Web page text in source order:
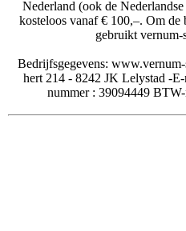
Nederland (ook de
kosteloos vanaf € 100,–. Om de
gebruikt vernum-
Bedrijfsgegevens:
hert 214 - 8242 JK Lelystad -
nummer : 39094449